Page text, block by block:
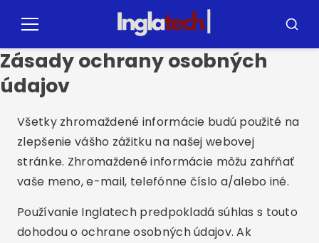
Menu
Zásady ochrany osobných
údajov
Všetky zhromaždené informácie budú použité na
zlepšenie vášho zážitku na našej webovej
stránke. Zhromaždené informácie môžu zahŕňať
vaše meno, e-mail, telefónne číslo a/alebo iné.
Používanie Inglatech predpokladá súhlas s touto
dohodou o ochrane osobných údajov. Ak